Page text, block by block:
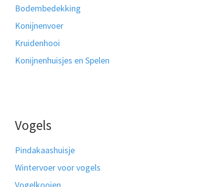
Bodembedekking
Konijnenvoer
Kruidenhooi
Konijnenhuisjes en Spelen
Vogels
Pindakaashuisje
Wintervoer voor vogels
Vogelkooien